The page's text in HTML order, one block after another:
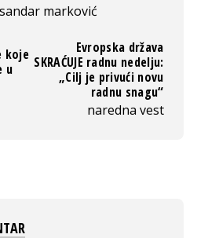
marković
koje
u
Evropska država
SKRAĆUJE radnu nedelju:
„Cilj je privući novu
radnu snagu“
naredna vest